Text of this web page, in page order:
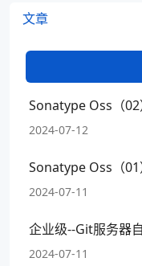
文章
Sonatype Oss（
2024-07-12
Sonatype Oss（
2024-07-11
企业级--Git服务器
2024-07-11